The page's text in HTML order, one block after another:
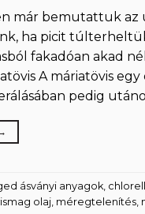
már bemutattuk az
ha picit
fakadóan akad
A máriatövis
pedig
ásványi anyagok
olaj méregtelenítés